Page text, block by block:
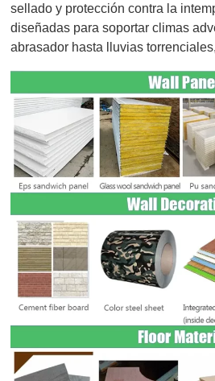
sellado y protección contra la
diseñadas para soportar climas
abrasador hasta lluvias